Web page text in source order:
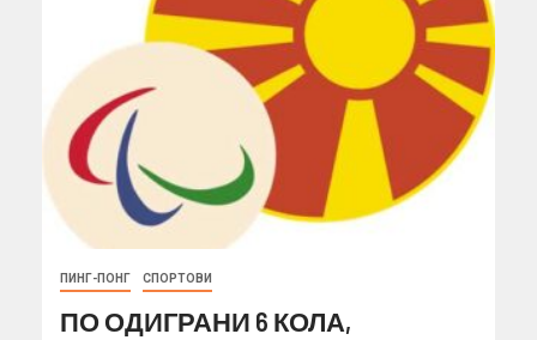
ПИНГ-ПОНГ СПОРТОВИ
ПО ОДИГРАНИ 6 КОЛА,